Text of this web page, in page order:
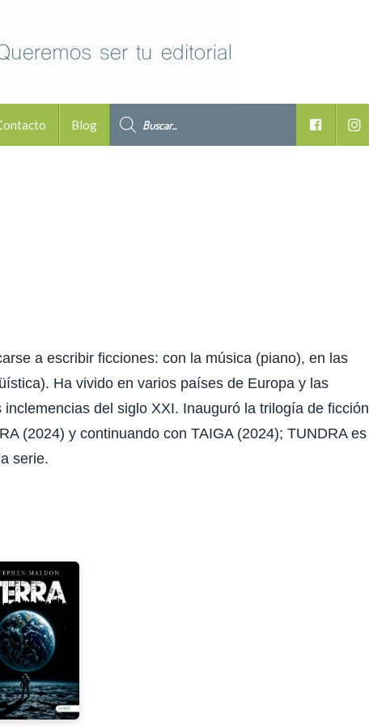
Blog
Facebook
a escribir ficciones: con la música (piano), en las
Ha vivido en varios países de Europa y las
del siglo XXI. Inauguró la trilogía de ficción
(2024) y continuando con TAIGA (2024); TUNDRA es
serie.